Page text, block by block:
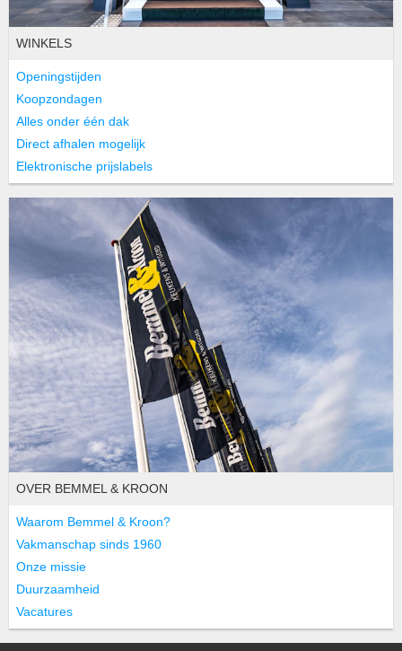
WINKELS
Openingstijden
Koopzondagen
Alles onder één dak
Direct afhalen mogelijk
Elektronische prijslabels
OVER BEMMEL & KROON
Waarom Bemmel & Kroon?
Vakmanschap sinds 1960
Onze missie
Duurzaamheid
Vacatures